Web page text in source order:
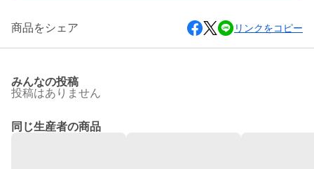
商品をシェア リンクをコピー
みんなの投稿
投稿はありません
同じ生産者の商品